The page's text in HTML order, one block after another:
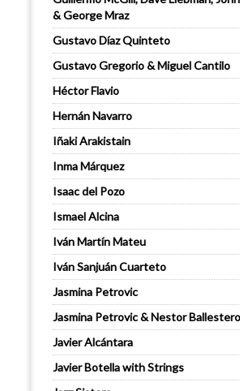
& George Mraz
Gustavo Díaz Quinteto
Gustavo Gregorio & Miguel Cantilo
Héctor Flavio
Hernán Navarro
Iñaki Arakistain
Inma Márquez
Isaac del Pozo
Ismael Alcina
Iván Martín Mateu
Iván Sanjuán Cuarteto
Jasmina Petrovic
Jasmina Petrovic & Nestor
Javier Alcántara
Javier Botella with Strings